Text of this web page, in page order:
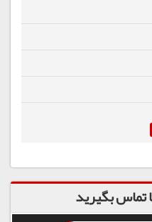
بگیرید